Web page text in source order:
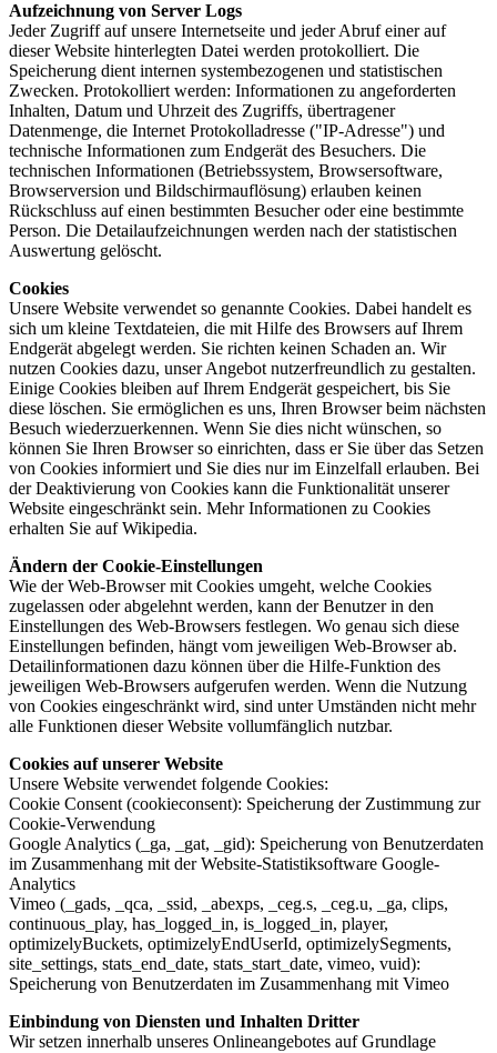
Aufzeichnung von Server Logs
Jeder Zugriff auf unsere Internetseite und jeder Abruf einer auf
dieser Website hinterlegten Datei werden protokolliert. Die
Speicherung dient internen systembezogenen und statistischen
Zwecken. Protokolliert werden: Informationen zu angeforderten
Inhalten, Datum und Uhrzeit des Zugriffs, übertragener
Datenmenge, die Internet Protokolladresse ("IP-Adresse") und
technische Informationen zum Endgerät des Besuchers. Die
technischen Informationen (Betriebssystem, Browsersoftware,
Browserversion und Bildschirmauflösung) erlauben keinen
Rückschluss auf einen bestimmten Besucher oder eine bestimmte
Person. Die Detail­auf­zeichnungen werden nach der statistischen
Auswertung gelöscht.
Cookies
Unsere Website verwendet so genannte Cookies. Dabei handelt es
sich um kleine Textdateien, die mit Hilfe des Browsers auf Ihrem
Endgerät abgelegt werden. Sie richten keinen Schaden an. Wir
nutzen Cookies dazu, unser Angebot nutzerfreundlich zu gestalten.
Einige Cookies bleiben auf Ihrem Endgerät gespeichert, bis Sie
diese löschen. Sie ermöglichen es uns, Ihren Browser beim nächsten
Besuch wiederzuerkennen. Wenn Sie dies nicht wünschen, so
können Sie Ihren Browser so einrichten, dass er Sie über das Setzen
von Cookies informiert und Sie dies nur im Einzelfall erlauben. Bei
der Deaktivierung von Cookies kann die Funktionalität unserer
Website eingeschränkt sein. Mehr Informationen zu Cookies
erhalten Sie auf Wikipedia.
Ändern der Cookie-Einstellungen
Wie der Web-Browser mit Cookies umgeht, welche Cookies
zugelassen oder abgelehnt werden, kann der Benutzer in den
Einstellungen des Web-Browsers festlegen. Wo genau sich diese
Einstellungen befinden, hängt vom jeweiligen Web-Browser ab.
Detailinformationen dazu können über die Hilfe-Funktion des
jeweiligen Web-Browsers aufgerufen werden. Wenn die Nutzung
von Cookies eingeschränkt wird, sind unter Umständen nicht mehr
alle Funktionen dieser Website vollumfänglich nutzbar.
Cookies auf unserer Website
Unsere Website verwendet folgende Cookies:
Cookie Consent (cookieconsent): Speicherung der Zustimmung zur
Cookie-Verwendung
Google Analytics (_ga, _gat, _gid): Speicherung von Benutzerdaten
im Zusammenhang mit der Website-Statistiksoftware Google-
Analytics
Vimeo (_gads, _qca, _ssid, _abexps, _ceg.s, _ceg.u, _ga, clips,
continuous_play, has_logged_in, is_logged_in, player,
optimizelyBuckets, optimizelyEndUserId, optimizelySegments,
site_settings, stats_end_date, stats_start_date, vimeo, vuid):
Speicherung von Benutzerdaten im Zusammenhang mit Vimeo
Einbindung von Diensten und Inhalten Dritter
Wir setzen innerhalb unseres Onlineangebotes auf Grundlage